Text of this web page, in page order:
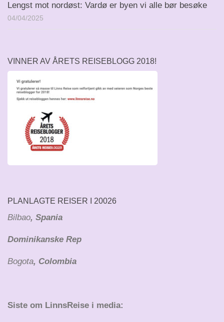
Lengst mot nordøst: Vardø er byen vi alle bør besøke
04/04/2025
VINNER AV ÅRETS REISEBLOGG 2018!
PLANLAGTE REISER I 20026
Bilbao, Spania
Dominikanske Rep
Bogota, Colombia
Siste om LinnsReise i media: